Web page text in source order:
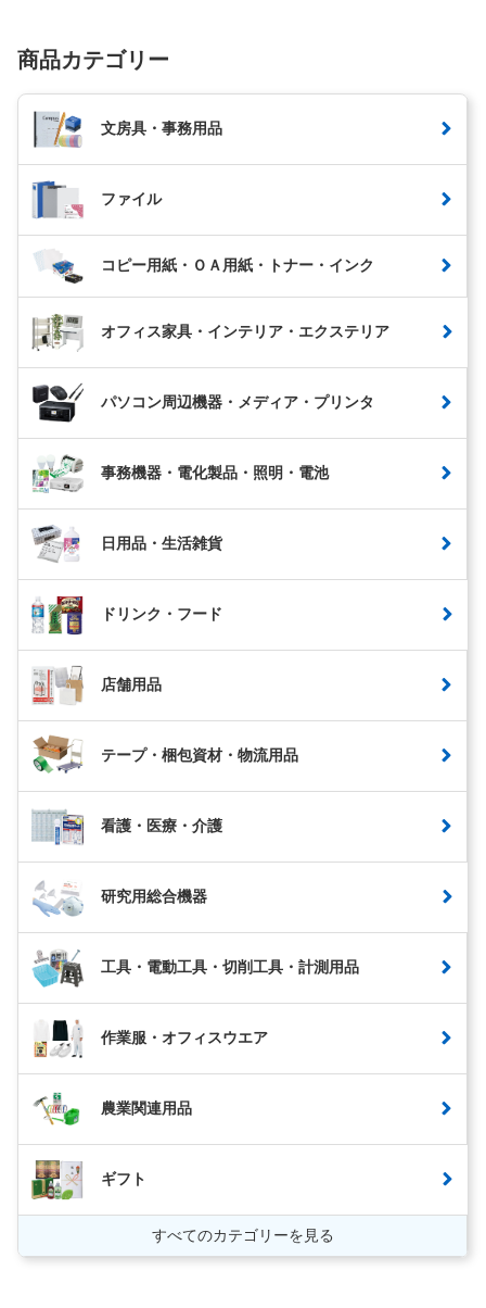
商品カテゴリー
文房具・事務用品
ファイル
コピー用紙・ＯＡ用紙・トナー・インク
オフィス家具・インテリア・エクステリア
パソコン周辺機器・メディア・プリンタ
事務機器・電化製品・照明・電池
日用品・生活雑貨
ドリンク・フード
店舗用品
テープ・梱包資材・物流用品
看護・医療・介護
研究用総合機器
工具・電動工具・切削工具・計測用品
作業服・オフィスウエア
農業関連用品
ギフト
すべてのカテゴリーを見る